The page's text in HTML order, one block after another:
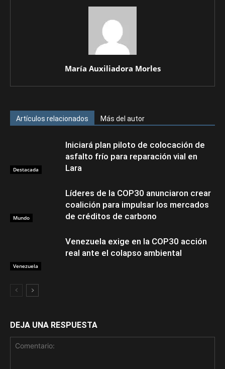
María Auxiliadora Morles
Artículos relacionados Más del autor
Destacada
Iniciará plan piloto de colocación de
asfalto frío para reparación vial en
Lara
Mundo
Líderes de la COP30 anunciaron crear
coalición para impulsar los mercados
de créditos de carbono
Venezuela
Venezuela exige en la COP30 acción
real ante el colapso ambiental
DEJA UNA RESPUESTA